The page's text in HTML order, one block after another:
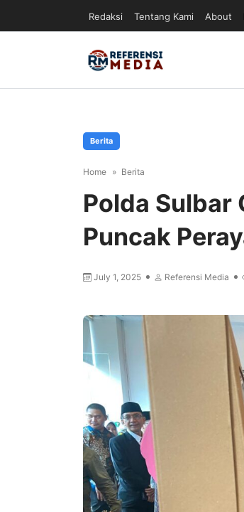
Redaksi Tentang Kami About
Berita
Home Berita
Polda Sulbar
Puncak
July 1, 2025 Referensi Media